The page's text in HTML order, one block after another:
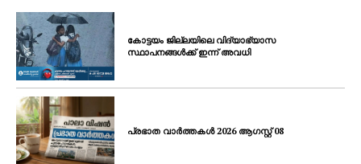
കോട്ടയം ജില്ലയിലെ വിദ്യാഭ്യാസ
സ്ഥാപനങ്ങൾക്ക് ഇന്ന് അവധി
പ്രഭാത വാർത്തകൾ 2026 ആഗസ്റ്റ് 08